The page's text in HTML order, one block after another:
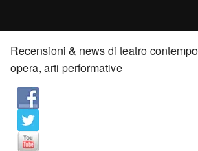
Home
Recensioni
Anticipazioni
News
Recensioni & news di teatro
opera, arti performative